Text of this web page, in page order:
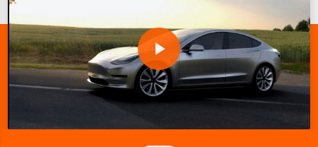
P
l
a